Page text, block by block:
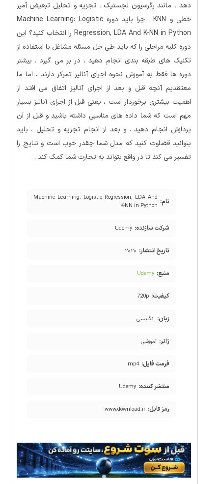
دهد ، مانند رگرسیون لجستیک ، تجزیه و تحلیل تبعیض آمیز
خطی و KNN . چرا باید دوره Machine Learning: Logistic
Regression, LDA And K-NN in Python را انتخاب کنید؟ این
دوره کلیه مراحلی را که باید طی حل مسئله مشاغل با استفاده از
تکنیک های طبقه بندی انجام دهید ، در بر می گیرد . بیشتر
دوره ها فقط به آموزش نحوه اجرای آنالیز تمرکز دارند ، اما ما
معتقدیم آنچه قبل و بعد از اجرای آنالیز اتفاق می افتد از
اهمیت بیشتری برخوردار است ، یعنی قبل از اجرای آنالیز بسیار
مهم است که شما داده های مناسبی داشته باشید و قبل از آن
پردازش انجام دهید . و بعد از انجام تجزیه و تحلیل ، باید
بتوانید قضاوت کنید که مدل شما چقدر خوب است و نتایج را
تفسیر می کند تا در واقع بتواند به تجارت شما کمک کند .
نام: Machine Learning: Logistic Regression, LDA And
K-NN in Python
شرکت سازنده: Udemy
تاریخ انتشار: ۲۰۲۰
منبع: Udemy
کیفیت: 720p
زبان: انگلیسی
ژانر: آموزشی
فرمت فایل: mp4
منتشر کننده: Udemy
رمز فایل: www.download.ir